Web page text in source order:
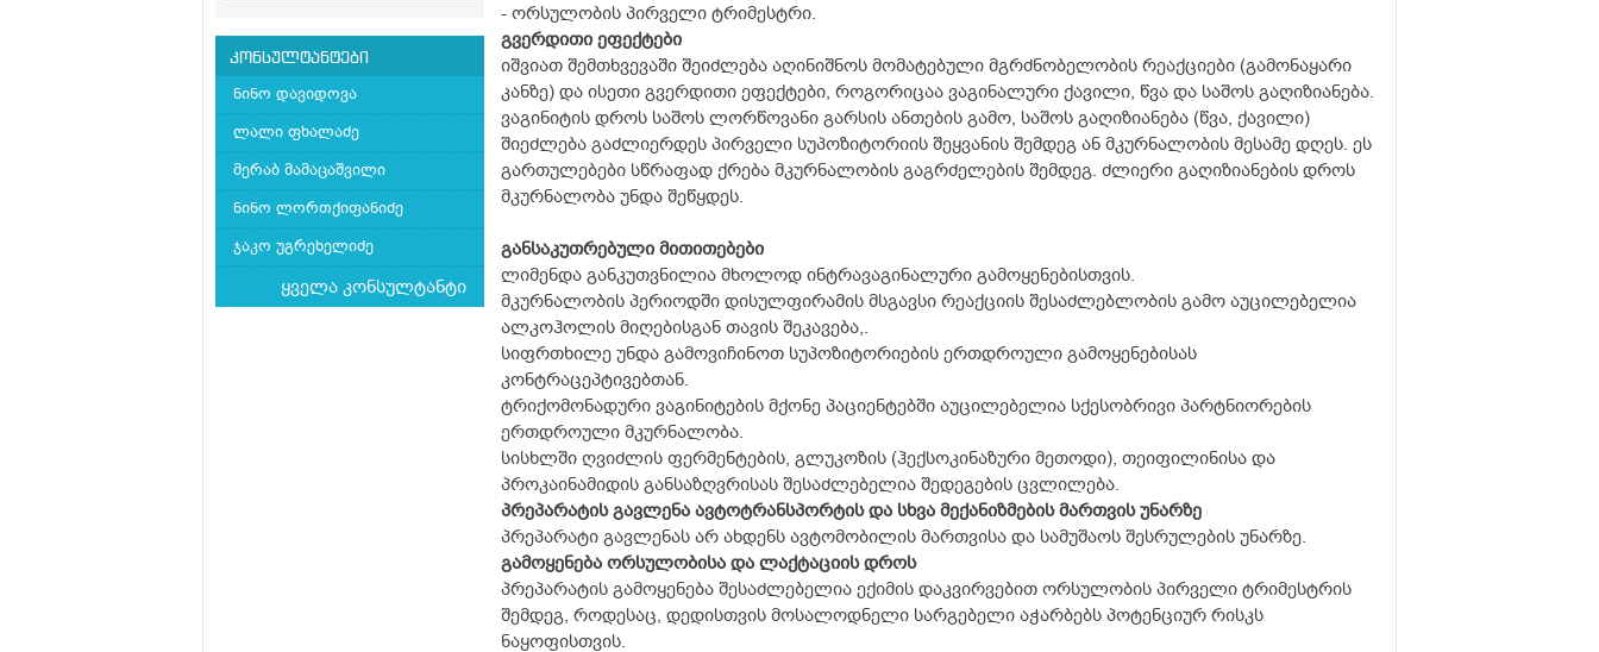
კონსულტანტები
ნინო დავიდოვა
ლალი ფხალაძე
მერაბ მამაცაშვილი
ნინო ლორთქიფანიძე
ჯაკო უგრეხელიძე
ყველა კონსულტანტი
- ორსულობის პირველი ტრიმესტრი.
გვერდითი ეფექტები
იშვიათ შემთხვევაში შეიძლება აღინიშნოს მომატებული მგრძნობელობის რეაქციები (გამონაყარი
კანზე) და ისეთი გვერდითი ეფექტები, როგორიცაა ვაგინალური ქავილი, წვა და საშოს გაღიზიანება.
ვაგინიტის დროს საშოს ლორწოვანი გარსის ანთების გამო, საშოს გაღიზიანება (წვა, ქავილი)
შიეძლება გაძლიერდეს პირველი სუპოზიტორიის შეყვანის შემდეგ ან მკურნალობის მესამე დღეს. ეს
გართულებები სწრაფად ქრება მკურნალობის გაგრძელების შემდეგ. ძლიერი გაღიზიანების დროს
მკურნალობა უნდა შეწყდეს.
განსაკუთრებული მითითებები
ლიმენდა განკუთვნილია მხოლოდ ინტრავაგინალური გამოყენებისთვის.
მკურნალობის პერიოდში დისულფირამის მსგავსი რეაქციის შესაძლებლობის გამო აუცილებელია
ალკოჰოლის მიღებისგან თავის შეკავება,.
სიფრთხილე უნდა გამოვიჩინოთ სუპოზიტორიების ერთდროული გამოყენებისას
კონტრაცეპტივებთან.
ტრიქომონადური ვაგინიტების მქონე პაციენტებში აუცილებელია სქესობრივი პარტნიორების
ერთდროული მკურნალობა.
სისხლში ღვიძლის ფერმენტების, გლუკოზის (ჰექსოკინაზური მეთოდი), თეიფილინისა და
პროკაინამიდის განსაზღვრისას შესაძლებელია შედეგების ცვლილება.
პრეპარატის გავლენა ავტოტრანსპორტის და სხვა მექანიზმების მართვის უნარზე
პრეპარატი გავლენას არ ახდენს ავტომობილის მართვისა და სამუშაოს შესრულების უნარზე.
გამოყენება ორსულობისა და ლაქტაციის დროს
პრეპარატის გამოყენება შესაძლებელია ექიმის დაკვირვებით ორსულობის პირველი ტრიმესტრის
შემდეგ, როდესაც, დედისთვის მოსალოდნელი სარგებელი აჭარბებს პოტენციურ რისკს
ნაყოფისთვის.